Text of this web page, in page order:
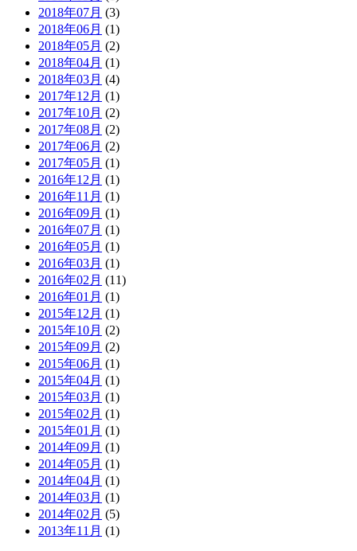
2018年07月 (3)
2018年06月 (1)
2018年05月 (2)
2018年04月 (1)
2018年03月 (4)
2017年12月 (1)
2017年10月 (2)
2017年08月 (2)
2017年06月 (2)
2017年05月 (1)
2016年12月 (1)
2016年11月 (1)
2016年09月 (1)
2016年07月 (1)
2016年05月 (1)
2016年03月 (1)
2016年02月 (11)
2016年01月 (1)
2015年12月 (1)
2015年10月 (2)
2015年09月 (2)
2015年06月 (1)
2015年04月 (1)
2015年03月 (1)
2015年02月 (1)
2015年01月 (1)
2014年09月 (1)
2014年05月 (1)
2014年04月 (1)
2014年03月 (1)
2014年02月 (5)
2013年11月 (1)